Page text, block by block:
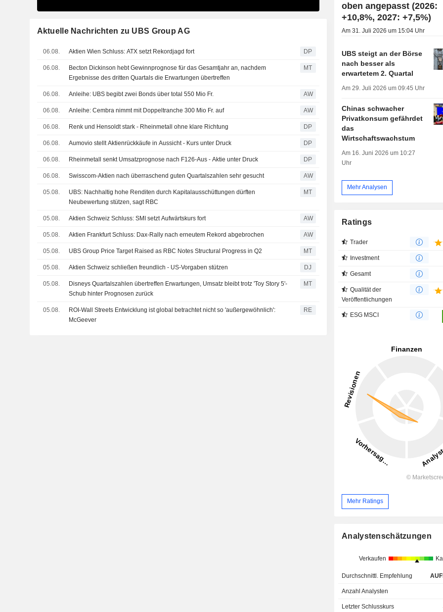
Aktuelle Nachrichten zu UBS Group AG
06.08. Aktien Wien Schluss: ATX setzt Rekordjagd fort DP
06.08.
Becton Dickinson hebt Gewinnprognose für das Gesamtjahr an, nachdem
Ergebnisse des dritten Quartals die Erwartungen übertreffen
MT
06.08. Anleihe: UBS begibt zwei Bonds über total 550 Mio Fr. AW
06.08. Anleihe: Cembra nimmt mit Doppeltranche 300 Mio Fr. auf AW
06.08. Renk und Hensoldt stark - Rheinmetall ohne klare Richtung DP
06.08. Aumovio stellt Aktienrückkäufe in Aussicht - Kurs unter Druck DP
06.08. Rheinmetall senkt Umsatzprognose nach F126-Aus - Aktie unter Druck DP
06.08. Swisscom-Aktien nach überraschend guten Quartalszahlen sehr gesucht AW
05.08.
UBS: Nachhaltig hohe Renditen durch Kapitalausschüttungen dürften
Neubewertung stützen, sagt RBC
MT
05.08. Aktien Schweiz Schluss: SMI setzt Aufwärtskurs fort AW
05.08. Aktien Frankfurt Schluss: Dax-Rally nach erneutem Rekord abgebrochen AW
05.08. UBS Group Price Target Raised as RBC Notes Structural Progress in Q2 MT
05.08. Aktien Schweiz schließen freundlich - US-Vorgaben stützen DJ
05.08.
Disneys Quartalszahlen übertreffen Erwartungen, Umsatz bleibt trotz 'Toy Story 5'-
Schub hinter Prognosen zurück
MT
05.08.
ROI-Wall Streets Entwicklung ist global betrachtet nicht so 'außergewöhnlich':
McGeever
RE
oben angepasst (2026:
+10,8%, 2027: +7,5%)
Am 31. Juli 2026 um 15:04 Uhr
UBS steigt an der Börse
nach besser als
erwartetem 2. Quartal
Am 29. Juli 2026 um 09:45 Uhr
Chinas schwacher
Privatkonsum gefährdet
das
Wirtschaftswachstum
Am 16. Juni 2026 um 10:27
Uhr
Mehr Analysen
Ratings
Trader
Investment
Gesamt
Qualität der
Veröffentlichungen
ESG MSCI
Mehr Ratings
Analystenschätzungen
Verkaufen
Durchschnittl. Empfehlung
Anzahl Analysten
Letzter Schlusskurs